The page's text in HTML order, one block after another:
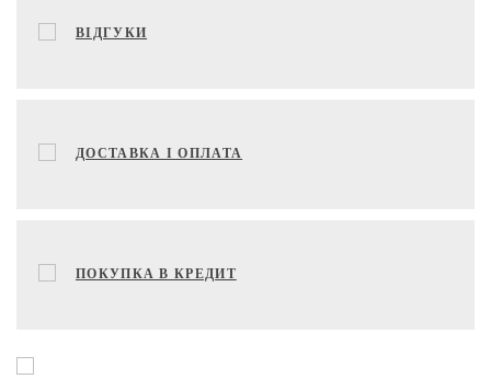
ВІДГУКИ
ДОСТАВКА І ОПЛАТА
ПОКУПКА В КРЕДИТ